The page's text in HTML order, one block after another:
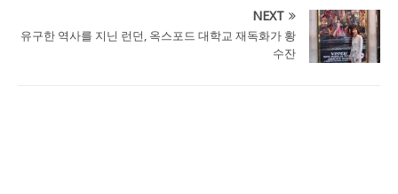
NEXT
유구한 역사를 지닌 런던, 옥스포드 대학교 재독화가 황
수잔